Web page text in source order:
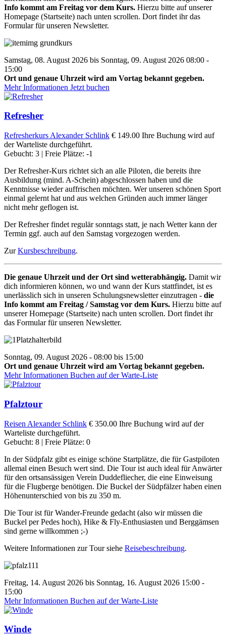
Info kommt am Freitag vor dem Kurs. Hierzu bitte auf unserer
Homepage (Startseite) nach unten scrollen. Dort findet ihr das
Formular für unseren Newsletter.
Samstag, 08. August 2026 bis Sonntag, 09. August 2026 08:00 -
15:00
Ort und genaue Uhrzeit wird am Vortag bekannt gegeben.
Mehr Informationen Jetzt buchen
Refresher
Refresherkurs Alexander Schlink € 149.00 Ihre Buchung wird auf
der Warteliste durchgeführt.
Gebucht: 3 | Freie Plätze: -1
Der Refresher-Kurs richtet sich an alle Piloten, die bereits ihre
Ausbildung (mind. A-Schein) abgeschlossen haben und die
Kenntnisse wieder auffrischen möchten. Wer unseren schönen Sport
einmal gelernt hat und aus welchen Gründen auch immer länger
nicht mehr geflogen ist.
Der Refresher findet regulär sonntags statt, je nach Wetter kann der
Termin ggf. auch auf den Samstag vorgezogen werden.
ZurKursbeschreibung.
Die genaue Uhrzeit und der Ort sind wetterabhängig. Damit wir
dich informieren können, wo und wann der Kurs stattfindet, ist es
unerlässlich sich in unseren Schulungsnewsletter einzutragen - die
Info kommt am Freitag / Samstag vor dem Kurs. Hierzu bitte auf
unserer Homepage (Startseite) nach unten scrollen. Dort findet ihr
das Formular für unseren Newsletter.
Sonntag, 09. August 2026 - 08:00 bis 15:00
Ort und genaue Uhrzeit wird am Vortag bekannt gegeben.
Mehr Informationen Buchen auf der Warte-Liste
Pfalztour
Reisen Alexander Schlink € 350.00 Ihre Buchung wird auf der
Warteliste durchgeführt.
Gebucht: 8 | Freie Plätze: 0
In der Südpfalz gibt es einige schöne Startplätze, die für Gastpiloten
allemal einen Besuch wert sind. Die Tour ist auch ideal für Anwärter
für den ortsansässigen Verein Duddefliecher, die eine Einweisung
für die Flugberge benötigen. Die Buckel der Südpfälzer haben einen
Höhenunterschied von bis zu 350 m.
Die Tour ist für Wander-Freunde gedacht (also wir müssen die
Buckel per Pedes hoch), Hike & Fly-Enthusiasten und Berggämsen
sind gerne willkommen ;-)
Weitere Informationen zur Tour siehe Reisebeschreibung.
Freitag, 14. August 2026 bis Sonntag, 16. August 2026 15:00 -
15:00
Mehr Informationen Buchen auf der Warte-Liste
Winde